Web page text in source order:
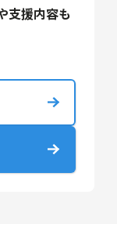
支援内容も